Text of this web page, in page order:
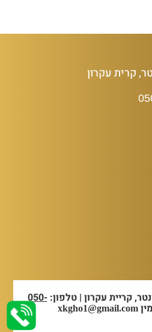
קרית עקרון
קריית עקרון | טלפון:050-
xkgho1@gmail.com